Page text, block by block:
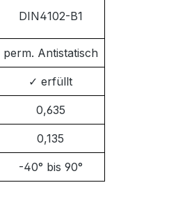
DIN4102-B1
perm. Antistatisch
✓ erfüllt
0,635
0,135
-40° bis 90°